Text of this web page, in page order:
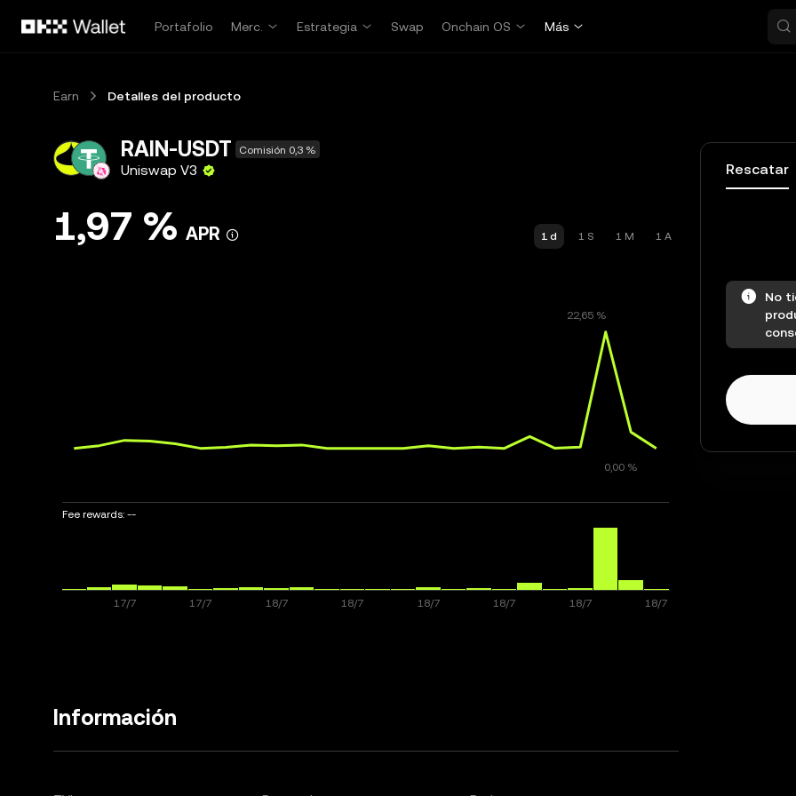
Portafolio
Merc. Estrategia Swap Onchain OS Más
Earn Detalles del producto
RAIN-USDT Comisión 0,3 %
Uniswap V3
1,97 % APR 1 d 1 S 1 M 1 A
Fee rewards: --
Información
Rescatar
No